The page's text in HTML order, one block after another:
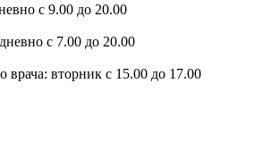
с 9.00 до 20.00
с 7.00 до 20.00
врача: вторник с 15.00 до 17.00